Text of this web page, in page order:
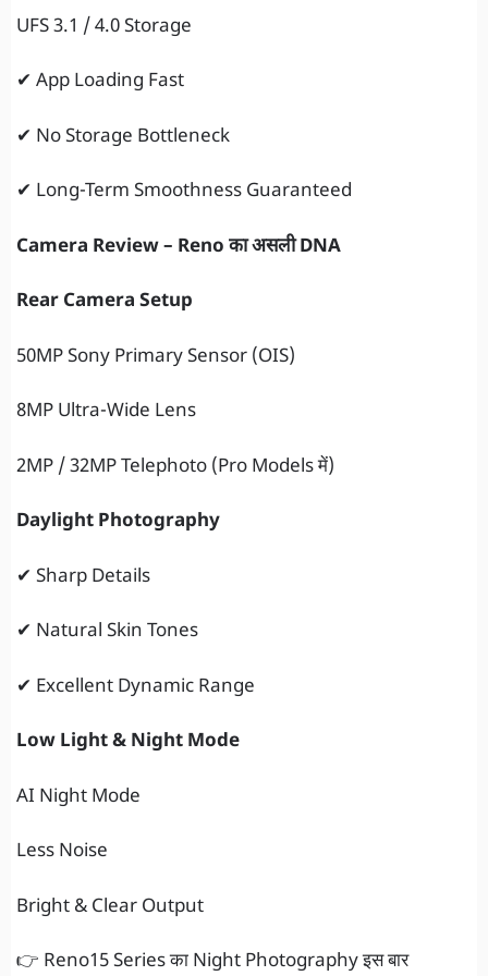
UFS 3.1 / 4.0 Storage
✔ App Loading Fast
✔ No Storage Bottleneck
✔ Long-Term Smoothness Guaranteed
Camera Review – Reno का असली DNA
Rear Camera Setup
50MP Sony Primary Sensor (OIS)
8MP Ultra-Wide Lens
2MP / 32MP Telephoto (Pro Models में)
Daylight Photography
✔ Sharp Details
✔ Natural Skin Tones
✔ Excellent Dynamic Range
Low Light & Night Mode
AI Night Mode
Less Noise
Bright & Clear Output
👉 Reno15 Series का Night Photography इस बार